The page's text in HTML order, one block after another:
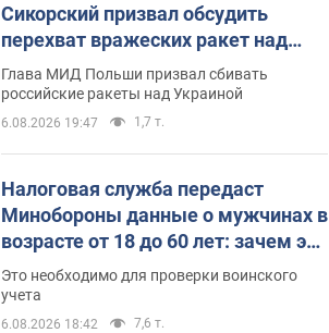
Сикорский призвал обсудить
перехват вражеских ракет над
Украиной
Глава МИД Польши призвал сбивать
российские ракеты над Украиной
6.08.2026 19:47 1,7 т.
Налоговая служба передаст
Минобороны данные о мужчинах в
возрасте от 18 до 60 лет: зачем это
нужно
Это необходимо для проверки воинского
учета
6.08.2026 18:42 7,6 т.